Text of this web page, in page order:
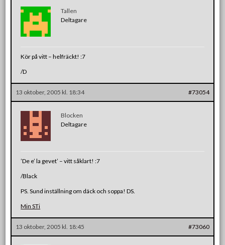
Tallen
Deltagare
Kör på vitt – helfräckt! :7
/D
13 oktober, 2005 kl. 18:34 #73054
Blocken
Deltagare
’De e’ la gevet’ – vitt såklart! :7
/Black
PS. Sund inställning om däck och soppa! DS.
Min STi
13 oktober, 2005 kl. 18:45 #73060